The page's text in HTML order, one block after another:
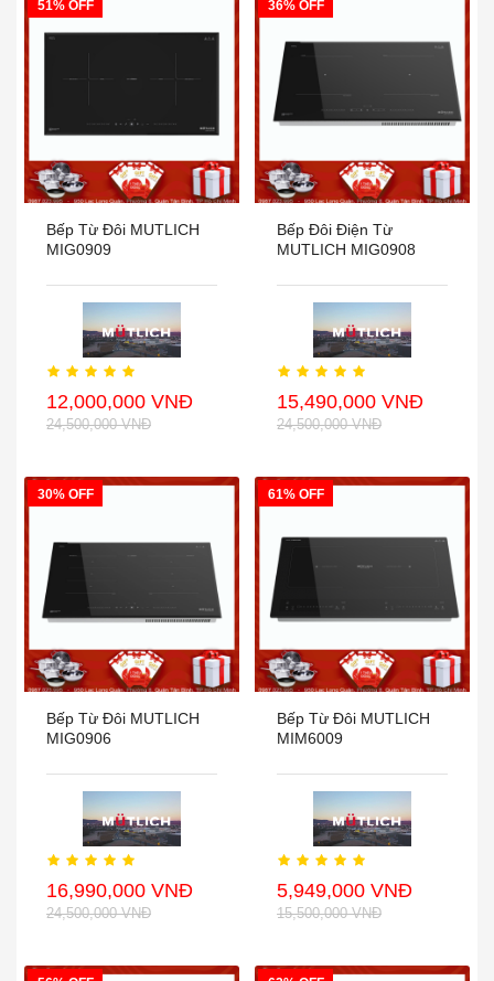
51% OFF
Bếp Từ Đôi MUTLICH
MIG0909
12,000,000 VNĐ
24,500,000 VNĐ
36% OFF
Bếp Đôi Điện Từ
MUTLICH MIG0908
15,490,000 VNĐ
24,500,000 VNĐ
30% OFF
Bếp Từ Đôi MUTLICH
MIG0906
16,990,000 VNĐ
24,500,000 VNĐ
61% OFF
Bếp Từ Đôi MUTLICH
MIM6009
5,949,000 VNĐ
15,500,000 VNĐ